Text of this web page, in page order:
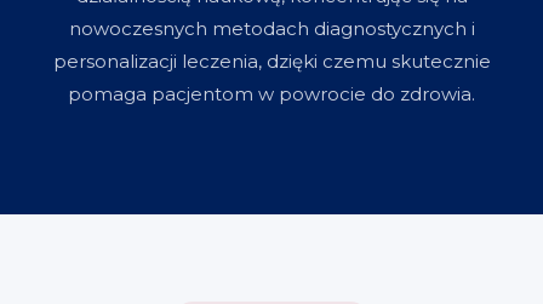
nowoczesnych metodach diagnostycznych i
personalizacji leczenia, dzięki czemu skutecznie
pomaga pacjentom w powrocie do zdrowia.